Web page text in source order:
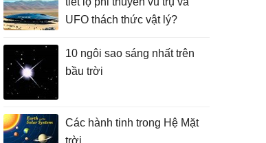
UFO thách thức vật lý?
10 ngôi sao sáng nhất trên
bầu trời
Các hành tinh trong Hệ Mặt
trời